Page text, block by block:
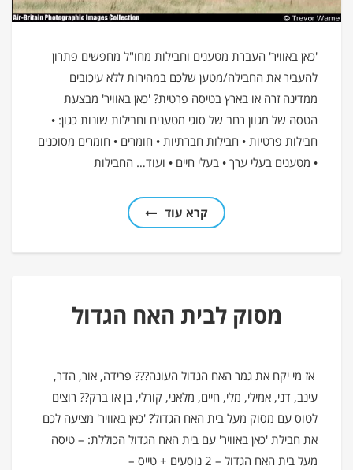
'כאן באוויר' העברת מטענים וחבילות מחו"ל מחפשים פתרון
להעביר את החבילה/מטען שלכם במהירות ללא עיכובים
ממדינה זרה או בארץ בטיסה פרטית? 'כאן באוויר' מבצעת
הטסה של מגוון רחב של סוגי מטענים וחבילות שונות כגון: •
חבילות פרטיות • חבילות חברתיות • חומרים • חומרים מסוכנים
• מטענים בעלי ערך • בעלי חיים • ועוד… החבילות
קרא עוד
מסוק לבית האח הגדול
אז מי יקח את גמר האח הגדול העונה??? פרידה, אור, הדר,
עינב, דני, אמילי, מלי, חיים, מלאני, קורלי, בן או ברק?? רוצים
לטוס עם מסוק מעל בית האח הגדול? 'כאן באוויר' מציעה לכם
את חבילת 'כאן באוויר' עם בית האח הגדול הכוללת: – טיסה
מעל בית האח הגדול – 2 נוסעים + טייס –